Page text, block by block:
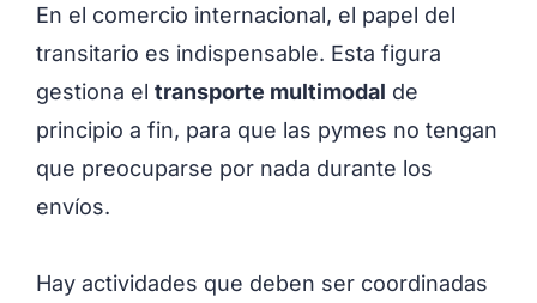
En el comercio internacional, el papel del
transitario es indispensable. Esta figura
gestiona el transporte multimodal de
principio a fin, para que las pymes no tengan
que preocuparse por nada durante los
envíos.
Hay actividades que deben ser coordinadas